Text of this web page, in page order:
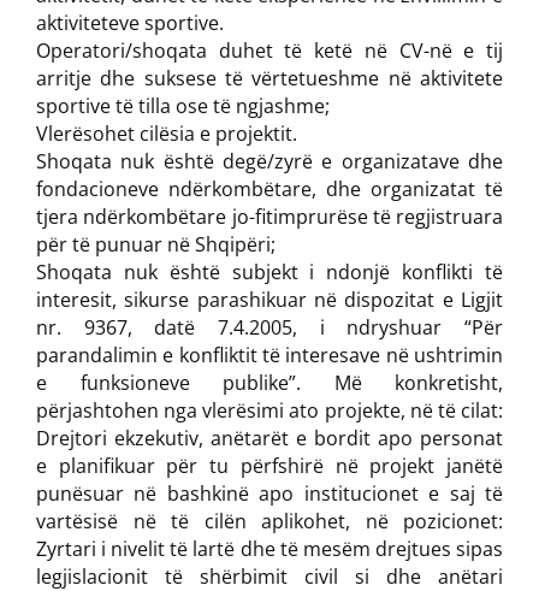
aktiviteteve sportive.
Operatori/shoqata duhet të ketë në CV-në e tij
arritje dhe suksese të vërtetueshme në aktivitete
sportive të tilla ose të ngjashme;
Vlerësohet cilësia e projektit.
Shoqata nuk është degë/zyrë e organizatave dhe
fondacioneve ndërkombëtare, dhe organizatat të
tjera ndërkombëtare jo-fitimprurëse të regjistruara
për të punuar në Shqipëri;
Shoqata nuk është subjekt i ndonjë konflikti të
interesit, sikurse parashikuar në dispozitat e Ligjit
nr. 9367, datë 7.4.2005, i ndryshuar “Për
parandalimin e konfliktit të interesave në ushtrimin
e funksioneve publike”. Më konkretisht,
përjashtohen nga vlerësimi ato projekte, në të cilat:
Drejtori ekzekutiv, anëtarët e bordit apo personat
e planifikuar për tu përfshirë në projekt janëtë
punësuar në bashkinë apo institucionet e saj të
vartësisë në të cilën aplikohet, në pozicionet:
Zyrtari i nivelit të lartë dhe të mesëm drejtues sipas
legjislacionit të shërbimit civil si dhe anëtari